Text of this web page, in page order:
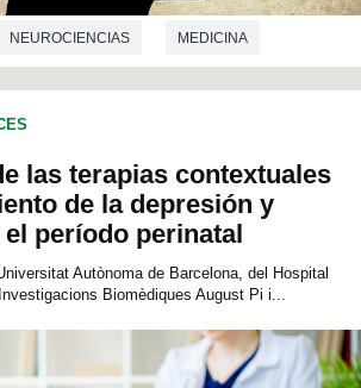
NEUROCIENCIAS MEDICINA
las terapias contextuales
de la depresión y
período perinatal
Autònoma de Barcelona, del Hospital
Biomèdiques August Pi i...